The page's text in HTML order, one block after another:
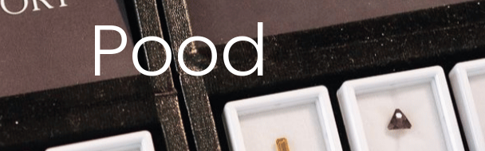
SMARAGD
SPINELL TANSANIIT
TOPAAS TURMALIIN
Pood